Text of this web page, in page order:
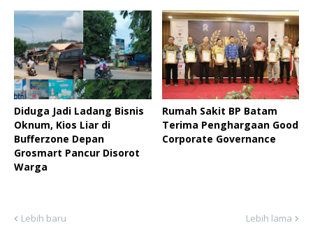
Diduga Jadi Ladang Bisnis
Oknum, Kios Liar di
Bufferzone Depan
Grosmart Pancur Disorot
Warga
Rumah Sakit BP Batam
Terima Penghargaan Good
Corporate Governance
Lebih baru Lebih lama